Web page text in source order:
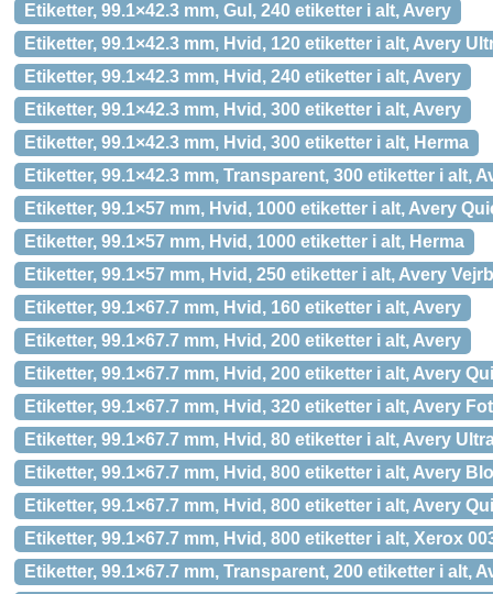
Etiketter, 99.1×42.3 mm, Gul, 240 etiketter i alt, Avery
Etiketter, 99.1×42.3 mm, Hvid, 120 etiketter i alt, Avery
Etiketter, 99.1×42.3 mm, Hvid, 240 etiketter i alt, Avery
Etiketter, 99.1×42.3 mm, Hvid, 300 etiketter i alt, Avery
Etiketter, 99.1×42.3 mm, Hvid, 300 etiketter i alt, Herma
Etiketter, 99.1×42.3 mm, Transparent, 300 etiketter i alt,
Etiketter, 99.1×57 mm, Hvid, 1000 etiketter i alt, Avery
Etiketter, 99.1×57 mm, Hvid, 1000 etiketter i alt, Herma
Etiketter, 99.1×57 mm, Hvid, 250 etiketter i alt, Avery
Etiketter, 99.1×67.7 mm, Hvid, 160 etiketter i alt, Avery
Etiketter, 99.1×67.7 mm, Hvid, 200 etiketter i alt, Avery
Etiketter, 99.1×67.7 mm, Hvid, 200 etiketter i alt, Avery
Etiketter, 99.1×67.7 mm, Hvid, 320 etiketter i alt, Avery
Etiketter, 99.1×67.7 mm, Hvid, 80 etiketter i alt, Avery
Etiketter, 99.1×67.7 mm, Hvid, 800 etiketter i alt, Avery
Etiketter, 99.1×67.7 mm, Hvid, 800 etiketter i alt, Avery
Etiketter, 99.1×67.7 mm, Hvid, 800 etiketter i alt, Xerox
Etiketter, 99.1×67.7 mm, Transparent, 200 etiketter i alt,